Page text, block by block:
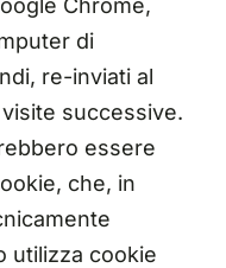
Chrome,
di
re-inviati al
successive.
essere
che, in
utilizza cookie